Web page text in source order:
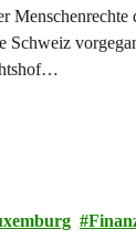
Menschenrechte
Schweiz